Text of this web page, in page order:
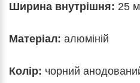
Ширина внутрішня: 25
Матеріал: алюміній
Колір: чорний